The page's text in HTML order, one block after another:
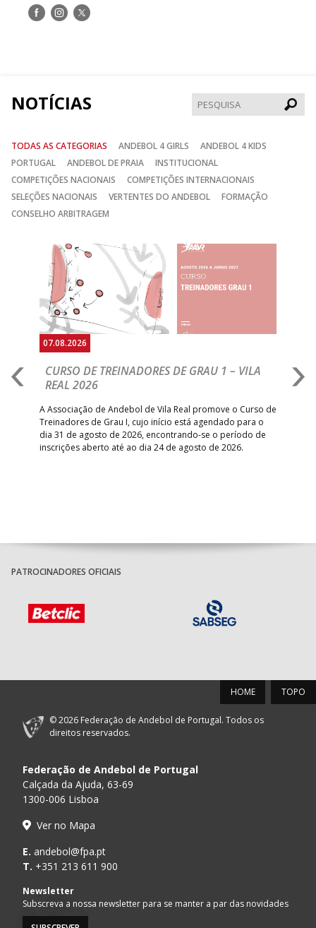
Siga-Siga-Siga-
NOTÍCIAS
TODAS AS CATEGORIAS ANDEBOL 4 GIRLS
ANDEBOL 4 KIDS
PORTUGAL
ANDEBOL DE PRAIA
INSTITUCIONAL
COMPETIÇÕES NACIONAIS
COMPETIÇÕES INTERNACIONAIS
SELEÇÕES NACIONAIS
VERTENTES DO ANDEBOL
FORMAÇÃO
CONSELHO ARBITRAGEM
07.08.2026
CURSO DE TREINADORES DE GRAU 1 – VILA
REAL 2026
A Associação de Andebol de Vila Real promove o Curso de
Treinadores de Grau I, cujo início está agendado para o
dia 31 de agosto de 2026, encontrando-se o período de
inscrições aberto até ao dia 24 de agosto de 2026.
Anterior
PATROCINADORES OFICIAIS
TOPO
HOME
© 2026 Federação de Andebol de Portugal. Todos os
direitos reservados.
Federação de Andebol de Portugal
Calçada da Ajuda, 63-69
1300-006 Lisboa
Ver no Mapa
E. andebol@fpa.pt
T. +351 213 611 900
Newsletter
Subscreva a nossa newsletter para se manter a par das novidades